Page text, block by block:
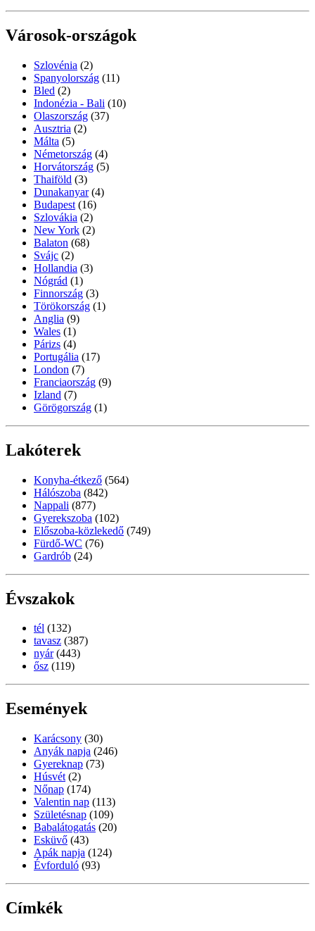
Városok-országok
Szlovénia (2)
Spanyolország (11)
Bled (2)
Indonézia - Bali (10)
Olaszország (37)
Ausztria (2)
Málta (5)
Németország (4)
Horvátország (5)
Thaiföld (3)
Dunakanyar (4)
Budapest (16)
Szlovákia (2)
New York (2)
Balaton (68)
Svájc (2)
Hollandia (3)
Nógrád (1)
Finnország (3)
Törökország (1)
Anglia (9)
Wales (1)
Párizs (4)
Portugália (17)
London (7)
Franciaország (9)
Izland (7)
Görögország (1)
Lakóterek
Konyha-étkező (564)
Hálószoba (842)
Nappali (877)
Gyerekszoba (102)
Előszoba-közlekedő (749)
Fürdő-WC (76)
Gardrób (24)
Évszakok
tél (132)
tavasz (387)
nyár (443)
ősz (119)
Események
Karácsony (30)
Anyák napja (246)
Gyereknap (73)
Húsvét (2)
Nőnap (174)
Valentin nap (113)
Születésnap (109)
Babalátogatás (20)
Esküvő (43)
Apák napja (124)
Évforduló (93)
Címkék